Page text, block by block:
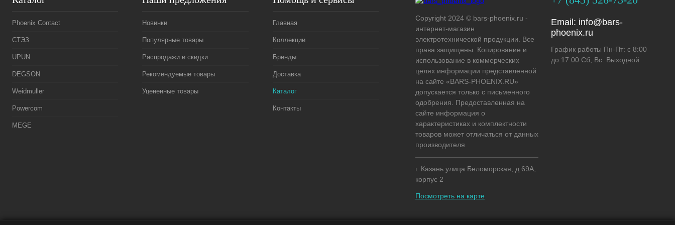
Phoenix Contact
СТЭЗ
UPUN
DEGSON
Weidmuller
Powercom
MEGE
Новинки
Популярные товары
Распродажи и скидки
Рекомендуемые товары
Уцененные товары
Главная
Коллекции
Бренды
Доставка
Каталог
Контакты
Copyright 2024 © bars-phoenix.ru -
интернет-магазин
электротехнической продукции. Все
права защищены. Копирование и
использование в коммерческих
целях информации представленной
на сайте «BARS-PHOENIX.RU»
допускается только с письменного
одобрения. Предоставленная на
сайте информация о
характеристиках и комплектности
товаров может отличаться от данных
производителя
г. Казань улица Беломорская, д.69А,
корпус 2
Посмотреть на карте
Email: info@bars-
phoenix.ru
График работы Пн-Пт: с 8:00
до 17:00 Сб, Вс: Выходной